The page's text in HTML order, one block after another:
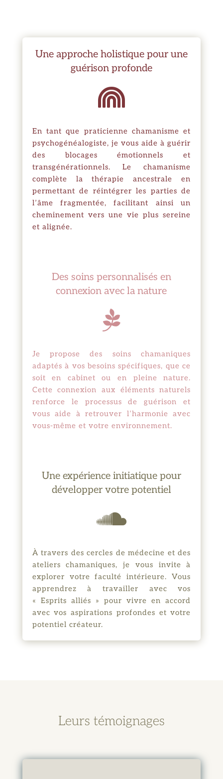
Une approche holistique pour une
guérison profonde

En tant que praticienne chamanismeet
psychogénéalogiste, je vous aide à guérir
des blocages émotionnels et
transgénérationnels. Le chamanisme
complète la thérapie ancestrale en
permettant de réintégrer les parties de
l’âme fragmentée, facilitant ainsi un
cheminement vers une vie plus sereine
et alignée.
Des soins personnalisés en
connexion avec la nature

Je propose des soins chamaniques
adaptés à vos besoins spécifiques, que ce
soit en cabinet ou en pleine nature.
Cette connexion aux éléments naturels
renforce le processus de guérison et
vous aide à retrouver l’harmonie avec
vous-même et votre environnement.
Une expérience initiatique pour
développer votre potentiel

À travers des cercles de médecine et des
ateliers chamaniques, je vous invite à
explorer votre faculté intérieure. Vous
apprendrez à travailler avec vos
« Esprits alliés » pour vivre en accord
avec vos aspirations profondes et votre
potentiel créateur.
Leurs témoignages